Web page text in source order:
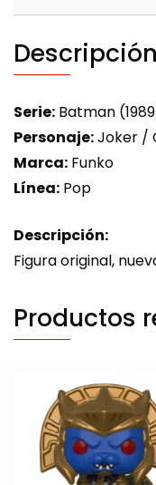
Descripción
Serie: Batman
Personaje:Joker /
Marca: Funko
Línea: Pop
Descripción:
Figura original,
Productos